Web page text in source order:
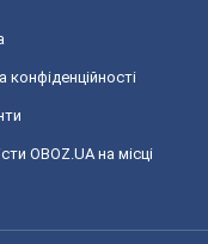
конфіденційності
OBOZ.UA на місці